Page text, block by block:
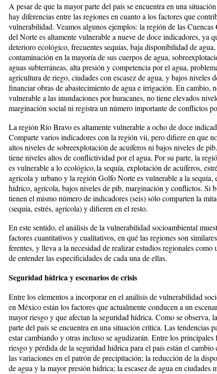
A pesar de que la mayor parte del país se encuentra en una
hay diferencias entre las regiones en cuanto a los factores que
vulnerabilidad. Veamos algu­nos ejemplos: la región de las Cuencas
del Norte es altamente vulne­rable a nueve de doce indicadores, ya
deterioro ecológico, fre­cuen­tes sequías, baja disponibilidad de agua,
contaminación en la mayoría de sus cuerpos de agua,
aguas subterráneas, alta pre­sión y competencia por el agua,
agricultura de riego, ciu­dades con escasez de agua, y bajos ni­veles
financiar obras de abastecimiento de agua e irrigación. En cambio,
vulnerable a las inun­daciones por hu­racanes, no tiene ele­vados
marginación social ni registra un nú­mero importante de conflictos
La región Río Bravo es altamente vul­nerable a ocho de doce
Comparte varios indicadores con la re­gión vii, pero difiere en que
altos niveles de sobreexplotación de acuíferos ni bajos niveles de
tiene niveles altos de conflictividad por el agua. Por su parte, la
es vulnerable a lo ecológico, la sequía, explotación de acuíferos,
agrícola y urbano y la re­gión Gol­fo Norte es vulnerable a la se­quía,
hídrico, agrícola, bajos ni­veles de pib, mar­ginación y conflictos. Si
tie­nen el mis­mo número de in­dicado­res (seis) sólo comparten la
(sequía, estrés, agrícola) y difieren en el resto.
En este sentido, el análisis de la vul­nerabilidad socioambiental
factores cuantitativos y cualitati­vos, en qué las regiones son
ferentes, y lleva a la necesidad de rea­lizar estudios regionales como
de entender las especificidades de cada una de ellas.
Seguridad hídrica y escenarios de crisis
Entre los elementos a incorporar en el análisis de vulnerabilidad
en México están los factores que actualmente conducen a un
mayor riesgo y que afectan la seguridad hídrica. Como se observa,
parte del país se encuen­tra en una situación crítica. Las ten­den­cias
estar cambiando y otras incluso se agudizarán. Entre los prin­cipales
riesgo y pérdi­da de la seguridad hídrica para el país están el
las varia­cio­nes en el patrón de precipitación; la reducción de la
de agua y la mayor presión hídrica; la es­casez de agua en ciudades